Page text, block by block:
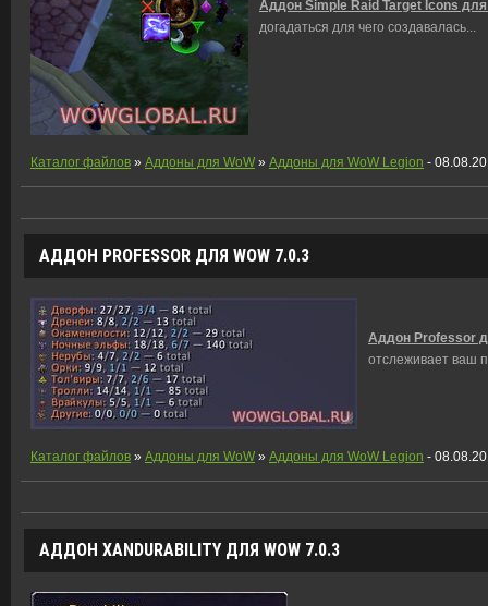
Аддон Simple Raid Target Icons для
догадаться для чего создавалась
Каталог файлов » Аддоны для WoW » Аддоны для WoW Legion -
АДДОН PROFESSOR ДЛЯ WOW 7.0.3
Аддон Professor
отслеживает ваш
Каталог файлов » Аддоны для WoW » Аддоны для WoW Legion -
АДДОН XANDURABILITY ДЛЯ WOW 7.0.3